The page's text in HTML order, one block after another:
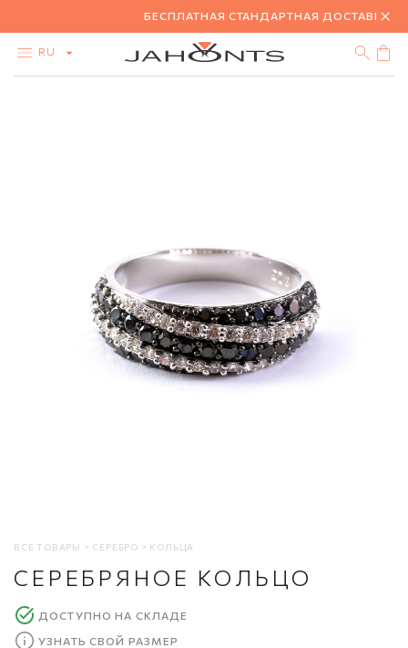
БЕСПЛАТНАЯ СТАНДАРТНАЯ ДОСТАВКА
RU
ВСЕ ТОВАРЫ СЕРЕБРО КОЛЬЦА
СЕРЕБРЯНОЕ КОЛЬЦО
ДОСТУПНО НА СКЛАДЕ
УЗНАТЬ СВОЙ РАЗМЕР